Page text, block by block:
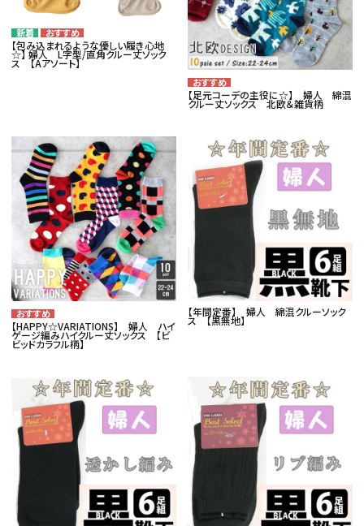
【包み込まれるような優しい履き心地
☆】 婦人 L字型/直角クルー丈ソック
ス 【Aアソート】
【足元コーデの主役に☆】 婦人 綿混
クルー丈ソックス 北欧＆雑貨柄
【HAPPY☆VARIATIONS】 婦人 ハイ
ゲージ編みハイクルー丈ソックス 【ビ
ビッドカラフル柄】
【年間定番】 婦人 綿混クルーソック
ス 【黒無地】